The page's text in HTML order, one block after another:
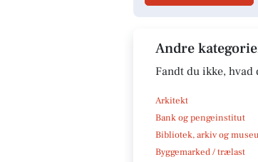
Andre
Fandt du ikke, hvad
Arkitekt
Bank og pengeinstitut
Bibliotek, arkiv og
Byggemarked / trælast